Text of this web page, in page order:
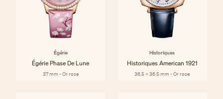
Égérie
Égérie Phase De Lune
37 mm - Or rose
Historiques
Historiques American 1921
36.5 x 36.5 mm - Or rose